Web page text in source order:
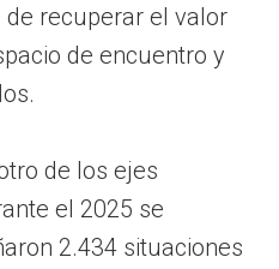
recuperar el valor
de encuentro y
de los ejes
el 2025 se
2.434 situaciones